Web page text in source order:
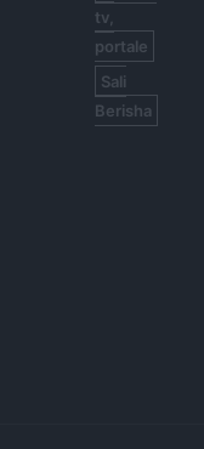
tv,
portale
Sali
Berisha